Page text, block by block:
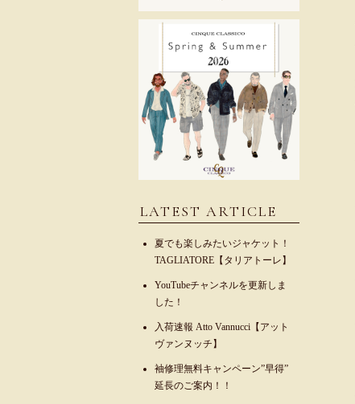
LATEST ARTICLE
夏でも楽しみたいジャケット！
TAGLIATORE【タリアトーレ】
YouTubeチャンネルを更新しま
した！
入荷速報 Atto Vannucci【アット
ヴァンヌッチ】
袖修理無料キャンペーン”早得”
延長のご案内！！